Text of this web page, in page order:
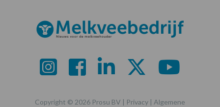
Copyright © 2026 Prosu BV | Privacy | Algemene